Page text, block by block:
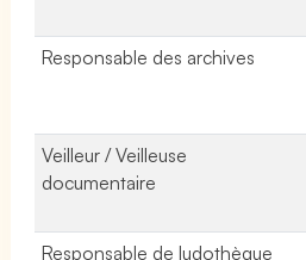
Responsable des archives
Veilleur / Veilleuse
documentaire
Responsable de ludothèque